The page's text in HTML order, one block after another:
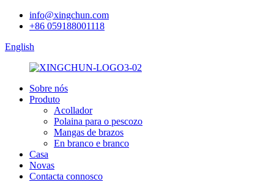
info@xingchun.com
+86 059188001118
English
Sobre nós
Produto
Acollador
Polaina para o pescozo
Mangas de brazos
En branco e branco
Casa
Novas
Contacta connosco